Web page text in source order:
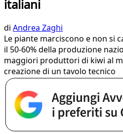
italiani
di Andrea Zaghi
Le piante marciscono e non si
il 50-60% della produzione
maggiori produttori di kiwi al
creazione di un tavolo tecnico